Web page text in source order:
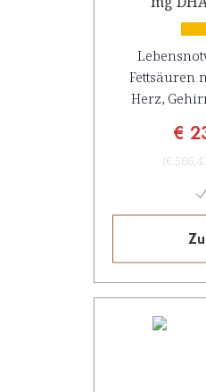
Fettsäuren
Herz,
€
(€